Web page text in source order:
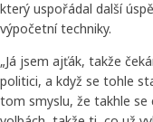
který uspořádal další
výpočetní techniky.
„Já jsem ajťák, takže
politici, a když se tohle
tom smyslu, že takhle